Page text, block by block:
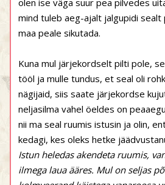
olen ise väga suur pea pilvedes
mind tuleb aeg-ajalt jalgupidi sealt
maa peale sikutada.
Kuna mul järjekordselt pilti pole,
tööl ja mulle tundus, et seal oli
nägijaid, siis saate järjekordse
neljasilma vahel öeldes on
nii ma seal ruumis istusin ja olin,
kedagi, kes oleks hetke
Istun heledas akendeta ruumis,
ilmega laua ääres. Mul on seljas